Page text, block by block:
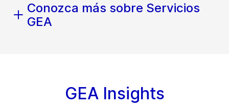
Conozca más sobre Servicios
GEA
GEA Insights